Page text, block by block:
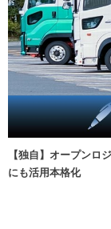
【独自】オープンロ
にも活用本格化